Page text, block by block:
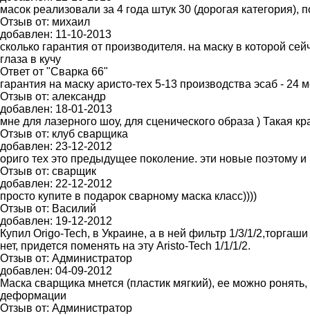
масок реализовали за 4 года штук 30 (дорогая категория),
Отзыв от: михаил
добавлен: 11-10-2013
сколько гарантия от производителя. на маску в которой
глаза в кучу
Ответ от "Сварка 66"
гарантия на маску аристо-тех 5-13 производства эсаб - 24
Отзыв от: александр
добавлен: 18-01-2013
мне для лазерного шоу, для сценического образа ) Такая
Отзыв от: клуб сварщика
добавлен: 23-12-2012
ориго тех это предыдущее поколение. эти новые поэтому и
Отзыв от: сварщик
добавлен: 22-12-2012
просто купите в подарок сварному маска класс))))
Отзыв от: Василий
добавлен: 19-12-2012
Купил Origo-Tech, в Украине, а в ней фильтр 1/3/1/
нет, придется поменять на эту Aristo-Tech 1/1/1/2.
Отзыв от: Администратор
добавлен: 04-09-2012
Маска сварщика мнется (пластик мягкий), ее можно
деформации
Отзыв от: Администратор